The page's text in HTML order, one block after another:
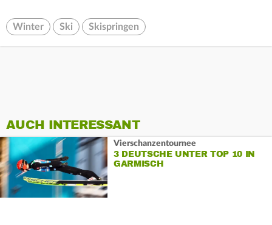
Winter Ski Skispringen
AUCH INTERESSANT
Vierschanzentournee
3 DEUTSCHE UNTER TOP 10 IN
GARMISCH